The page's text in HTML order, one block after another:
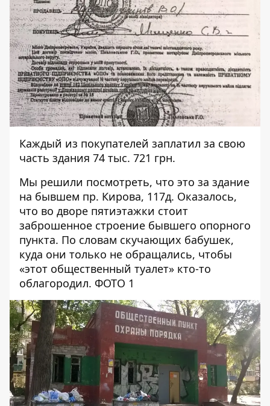
Каждый из покупателей заплатил за свою
часть здания 74 тыс. 721 грн.
Мы решили посмотреть, что это за здание
на бывшем пр. Кирова, 117д. Оказалось,
что во дворе пятиэтажки стоит
заброшенное строение бывшего опорного
пункта. По словам скучающих бабушек,
куда они только не обращались, чтобы
«этот общественный туалет» кто-то
облагородил. ФОТО 1